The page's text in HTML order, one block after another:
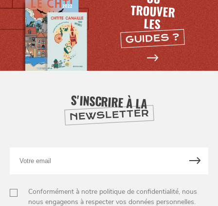
LES
GUIDES ?
S'INSCRIRE À LA
NEWSLETTER
email
Conformément à notre politique de confidentialité, nous
nous engageons à respecter vos données personnelles.